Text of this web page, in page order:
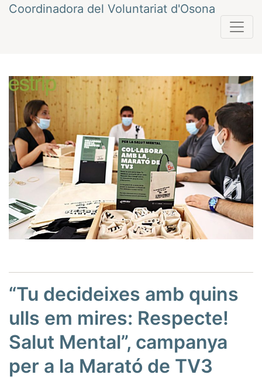
VésCoordinadora del Voluntariat d'Osona
Navegació
d'entrades
Anterior Següent
“Tu decideixes amb quins
ulls em mires: Respecte!
Salut Mental”, campanya
per a la Marató de TV3